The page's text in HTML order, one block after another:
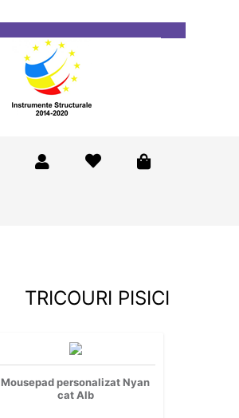
TRICOURI PISICI
Mousepad personalizat Nyan
cat Alb